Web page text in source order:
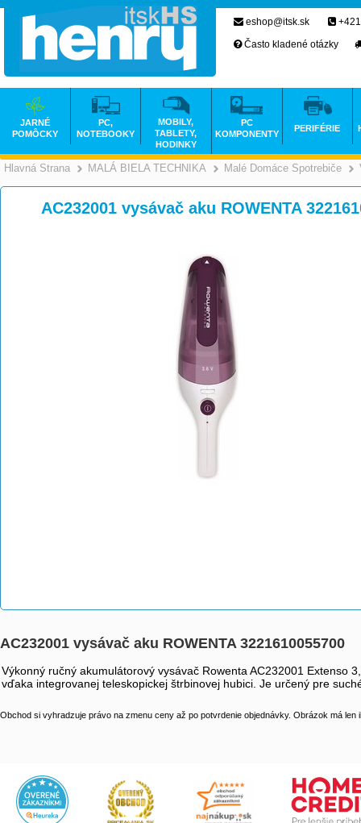
Hlavná Strana >
MALÁ BIELA TECHNIKA >
Malé Domáce Spotrebiče
AC232001 vysávač aku ROWENTA
AC232001 vysávač aku ROWENTA 3221610055700
Výkonný ručný akumulátorový vysávač Rowenta AC232001 Extenso
vďaka integrovanej teleskopickej štrbinovej hubici. Je určený pre
Obchod si vyhradzuje právo na zmenu ceny až po potvrdenie objednávky. Obrázok má len
eshop@itsk.sk
Často kladené otázky
JARNÉ
POMÔCKY
PC,
NOTEBOOKY
MOBILY,
TABLETY,
HODINKY
PC
KOMPONENTY
PERIFÉRIE